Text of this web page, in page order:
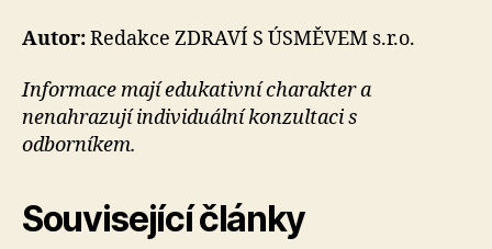
Autor:Redakce ZDRAVÍ S ÚSMĚVEM s.r.o.
Informace mají edukativní charakter a
nenahrazují individuální konzultaci s
odborníkem.
Související články